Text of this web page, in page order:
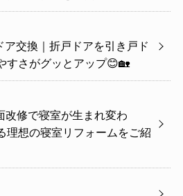
ア交換｜折戸ドアを引き戸ド
すさがグッとアップ😊🏡
修で寝室が生まれ変わ
理想の寝室リフォームをご紹